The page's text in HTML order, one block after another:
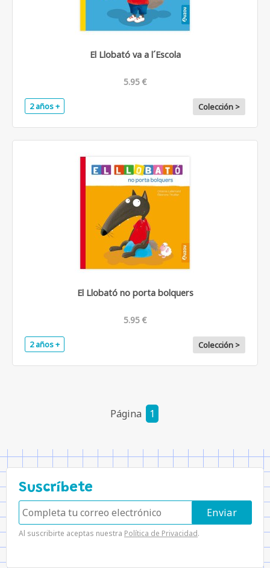
El Llobató va a l´Escola
5.95 €
2 años + Colección >
El Llobató no porta bolquers
5.95 €
2 años + Colección >
Página 1
Suscríbete
Al suscribirte aceptas nuestra Política de Privacidad.